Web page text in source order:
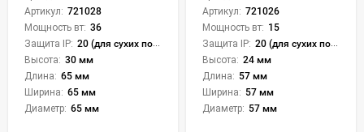
Артикул: 721028
Мощность вт: 36
Защита IP: 20 (для сухих пом.)
Высота: 30 мм
Длина: 65 мм
Ширина: 65 мм
Диаметр: 65 мм
Артикул: 721026
Мощность вт: 15
Защита IP: 20 (для сухих пом.)
Высота: 24 мм
Длина: 57 мм
Ширина: 57 мм
Диаметр: 57 мм